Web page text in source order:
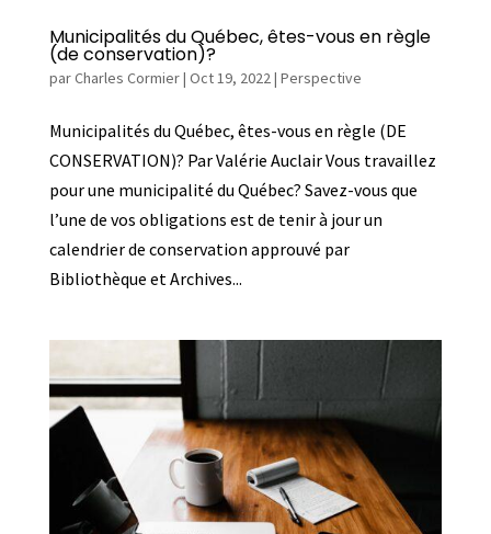
Municipalités du Québec, êtes-vous en règle
(de conservation)?
parCharles Cormier| Oct 19, 2022| Perspective
Municipalités du Québec, êtes-vous en règle (DE
CONSERVATION)? Par Valérie Auclair Vous travaillez
pour une municipalité du Québec? Savez-vous que
l’une de vos obligations est de tenir à jour un
calendrier de conservation approuvé par
Bibliothèque et Archives...